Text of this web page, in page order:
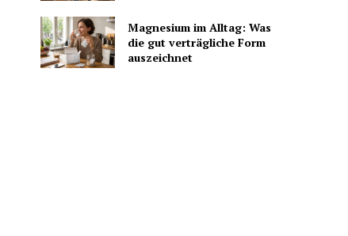
Magnesium im Alltag: Was
die gut verträgliche Form
auszeichnet